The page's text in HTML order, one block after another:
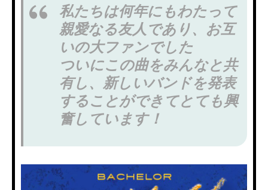
私たちは何年にもわたって
親愛なる友人であり、お互
いの大ファンでした
ついにこの曲をみんなと共
有し、新しいバンドを発表
することができてとても興
奮しています！